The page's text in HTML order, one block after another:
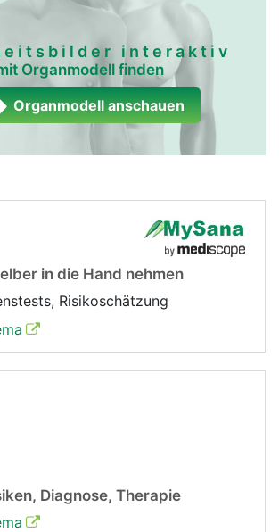
interaktiv
Organmodell finden
Organmodell anschauen
in die Hand nehmen
Risikoschätzung
Diagnose, Therapie